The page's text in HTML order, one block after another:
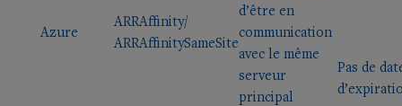
Azure
ARRAffinity/
ARRAffinitySameSite
d’être en
communication
avec le même
serveur
principal
Pas de